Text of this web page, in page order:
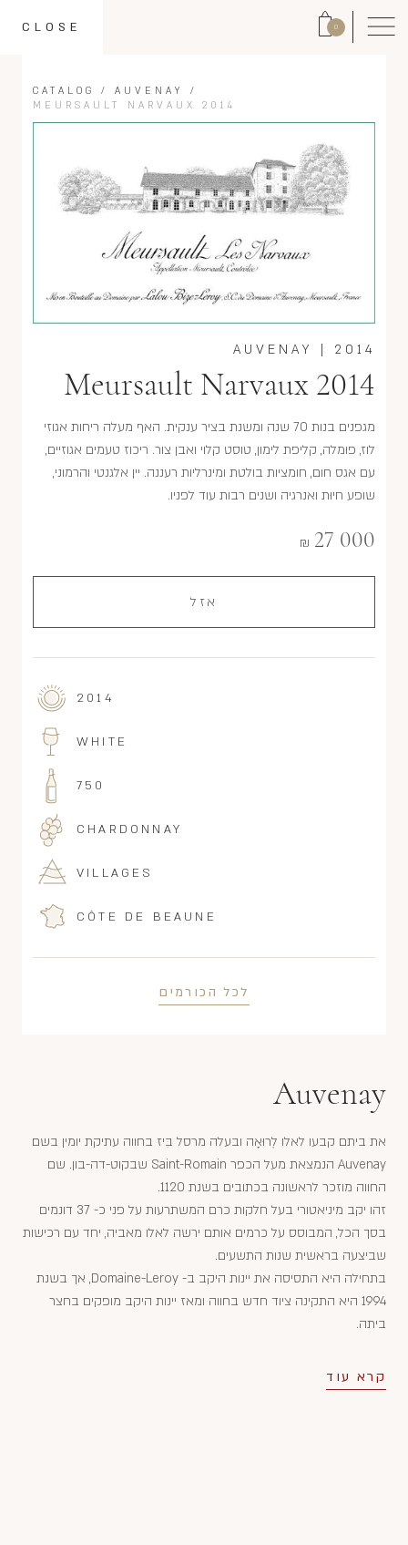
0
CLOSE
CATALOG / AUVENAY
/
MEURSAULT NARVAUX 2014
2014
|
AUVENAY
Meursault Narvaux 2014
מגפנים בנות 70 שנה ומשנת בציר ענקית. האף מעלה ריחות אגוזי
לוז, פומלה, קליפת לימון, טוסט קלוי ואבן צור. ריכוז טעמים אגוזיים,
עם אגס חום, חומציות בולטת ומינרליות רעננה. יין אלגנטי והרמוני,
שופע חיוּת ואנרגיה ושנים רבות עוד לפניו.
27 000
₪
אזל
2014
WHITE
750
CHARDONNAY
VILLAGES
CÔTE DE BEAUNE
לכל הכורמים
Auvenay
את ביתם קבעו לאלו לֶרוּאָה ובעלה מרסל בִּיז בחווה עתיקת יומין בשם
Auvenay הנמצאת מעל הכפר Saint-Romain שבקוט-דה-בון. שם
החווה מוזכר לראשונה בכתובים בשנת 1120.
זהו יקב מיניאטורי בעל חלקות כרם המשתרעות על פני כ- 37 דונמים
בסך הכל, המבוסס על כרמים אותם ירשה לאלו מאביה, יחד עם רכישות
שביצעה בראשית שנות התשעים.
בתחילה היא התסיסה את יינות היקב ב- Domaine-Leroy, אך בשנת
1994 היא התקינה ציוד חדש בחווה ומאז יינות היקב מופקים בחצר
ביתה.
קרא עוד